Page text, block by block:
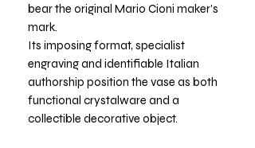
bear the original Mario Cioni maker’s
mark.
Its imposing format, specialist
engraving and identifiable Italian
authorship position the vase as both
functional crystalware and a
collectible decorative object.